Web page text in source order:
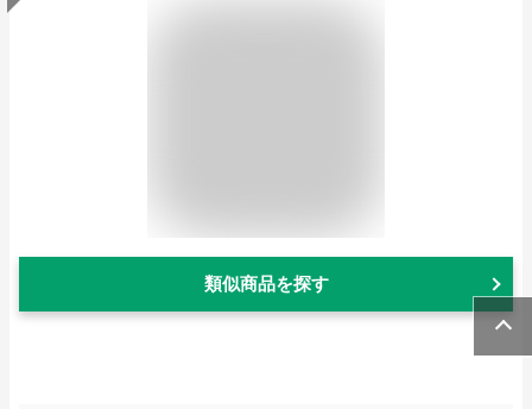
類似商品を探す